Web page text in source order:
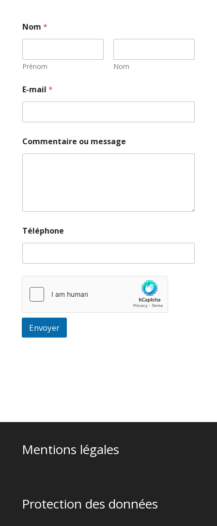
Nom *
Prénom Nom
E-mail *
Commentaire ou message
Téléphone
Envoyer
Mentions légales
Protection des données